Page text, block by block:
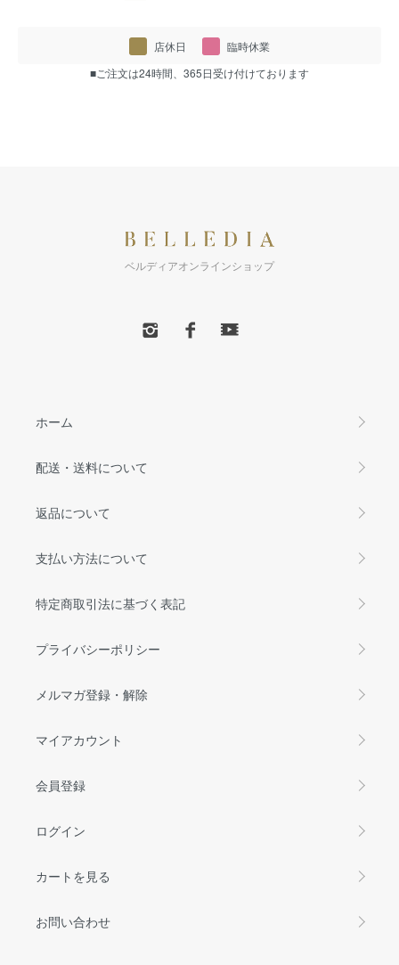
店休日
臨時休業
■ご注文は24時間、365日受け付けております
ベルディアオンラインショップ
ホーム
配送・送料について
返品について
支払い方法について
特定商取引法に基づく表記
プライバシーポリシー
メルマガ登録・解除
マイアカウント
会員登録
ログイン
カートを見る
お問い合わせ